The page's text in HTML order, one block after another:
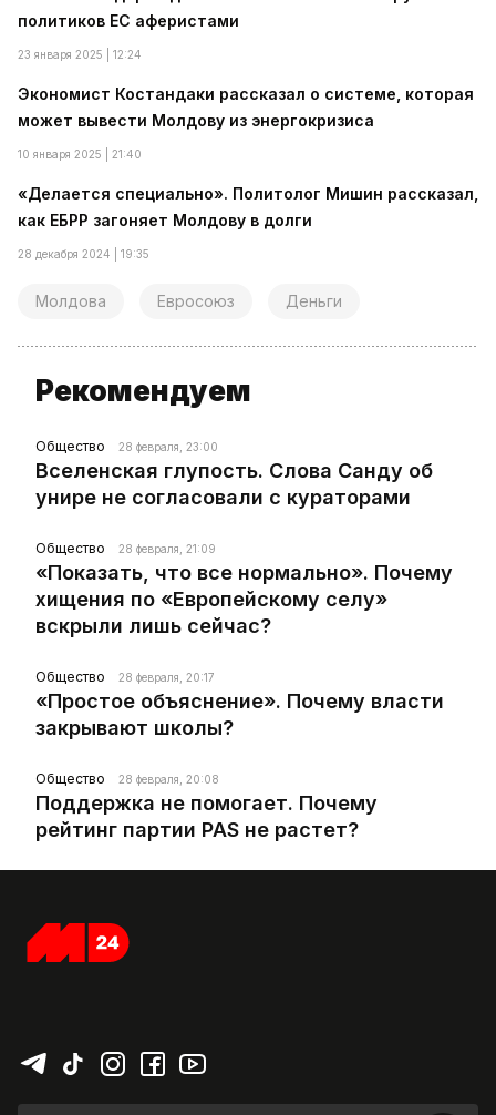
политиков ЕС аферистами
23 января 2025 | 12:24
Экономист Костандаки рассказал о системе, которая
может вывести Молдову из энергокризиса
10 января 2025 | 21:40
«Делается специально». Политолог Мишин рассказал,
как ЕБРР загоняет Молдову в долги
28 декабря 2024 | 19:35
Молдова Евросоюз Деньги
Рекомендуем
Общество 28 февраля, 23:00
Вселенская глупость. Слова Санду об
унире не согласовали с кураторами
Общество 28 февраля, 21:09
«Показать, что все нормально». Почему
хищения по «Европейскому селу»
вскрыли лишь сейчас?
Общество 28 февраля, 20:17
«Простое объяснение». Почему власти
закрывают школы?
Общество 28 февраля, 20:08
Поддержка не помогает. Почему
рейтинг партии PAS не растет?